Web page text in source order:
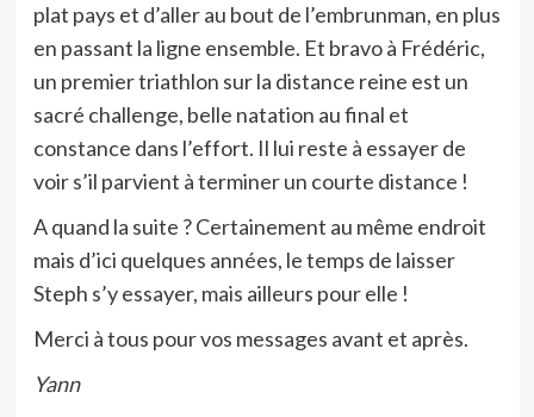
plat pays et d’aller au bout de l’embrunman, en plus
en passant la ligne ensemble. Et bravo à Frédéric,
un premier triathlon sur la distance reine est un
sacré challenge, belle natation au final et
constance dans l’effort. Il lui reste à essayer de
voir s’il parvient à terminer un courte distance !
A quand la suite ? Certainement au même endroit
mais d’ici quelques années, le temps de laisser
Steph s’y essayer, mais ailleurs pour elle !
Merci à tous pour vos messages avant et après.
Yann